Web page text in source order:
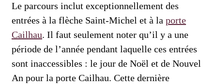
Le parcours inclut exceptionnellement des
entrées à la flèche Saint-Michel et à la porte
Cailhau. Il faut seulement noter qu’il y a une
période de l’année pendant laquelle ces entrées
sont inaccessibles : le jour de Noël et de Nouvel
An pour la porte Cailhau. Cette dernière